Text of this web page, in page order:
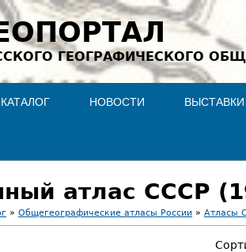
Jump to navigation
ГЕОГРАФИЧЕСКОГО
КАТАЛОГ НОВОСТИ ВЫСТАВКИ
атлас СССР
» Общегеографические атласы России » Атласы